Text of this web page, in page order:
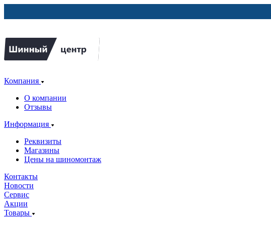
Компания
О компании
Отзывы
Информация
Реквизиты
Магазины
Цены на шиномонтаж
Контакты
Новости
Сервис
Акции
Товары